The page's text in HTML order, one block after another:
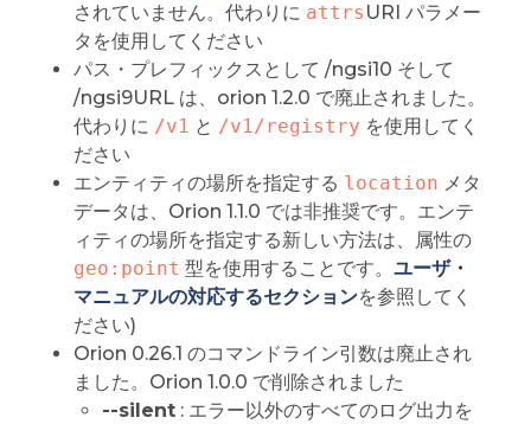
されていません。代わりに attrs URI パラメー
タを使用してください
パス・プレフィックスとして /ngsi10 そして
/ngsi9URL は、orion 1.2.0 で廃止されました。
代わりに /v1 と /v1/registry を使用してく
ださい
エンティティの場所を指定する location メタ
データは、Orion 1.1.0 では非推奨です。エンテ
ィティの場所を指定する新しい方法は、属性の
geo:point 型を使用することです。 ユーザ・
マニュアルの対応するセクションを参照してく
ださい)
Orion 0.26.1 のコマンドライン引数は廃止され
ました。Orion 1.0.0 で削除されました
--silent: エラー以外のすべてのログ出力を